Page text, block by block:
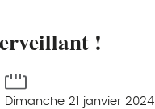
!
Dimanche 21 janvier 2024